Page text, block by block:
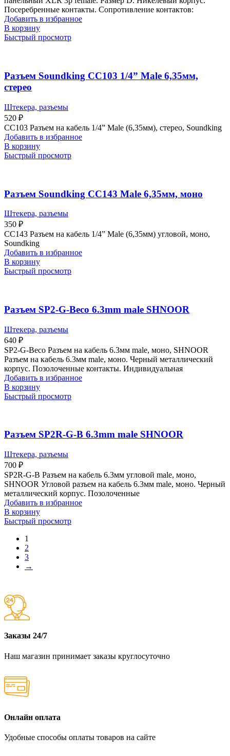
Посеребренные контакты. Сопротивление контактов:
Добавить в избранное
В корзину
Быстрый просмотр
Разъем Soundking CC103 1/4” Male 6,35мм,
стерео
Штекера, разъемы
520 ₽
CC103 Разъем на кабель 1/4” Male (6,35мм), стерео, Soundking
Добавить в избранное
В корзину
Быстрый просмотр
Разъем Soundking CC143 Male 6,35мм, моно
Штекера, разъемы
350 ₽
CC143 Разъем на кабель 1/4” Male (6,35мм) угловой, моно,
Soundking
Добавить в избранное
В корзину
Быстрый просмотр
Разъем SP2-G-Beco 6.3mm male SHNOOR
Штекера, разъемы
640 ₽
SP2-G-Beco Разъем на кабель 6.3мм male, моно, SHNOOR
Разъем на кабель 6.3мм male, моно. Черный металлический
корпус. Позолоченные контакты. Индивидуальная
Добавить в избранное
В корзину
Быстрый просмотр
Разъем SP2R-G-B 6.3mm male SHNOOR
Штекера, разъемы
700 ₽
SP2R-G-B Разъем на кабель 6.3мм угловой male, моно,
SHNOOR Угловой разъем на кабель 6.3мм male, моно. Черный
металлический корпус. Позолоченные
Добавить в избранное
В корзину
Быстрый просмотр
1
2
3
→
Заказы 24/7
Наш магазин принимает заказы круглосуточно
Онлайн оплата
Удобные способы оплаты товаров на сайте